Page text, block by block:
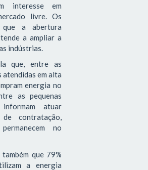
interesse em
livre. Os
que a abertura
a ampliar a
indústrias.
que, entre as
em alta
energia no
as pequenas
atuar
contratação,
no
que 79%
a energia